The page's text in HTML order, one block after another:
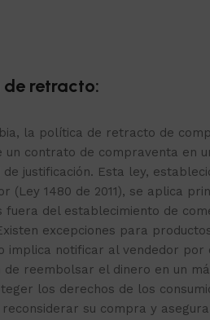
de retracto:
la política de retracto de
un contrato de compraventa en
de justificación. Esta ley,
(Ley 1480 de 2011), se aplica
fuera del establecimiento de
excepciones para
implica notificar al vendedor
de reembolsar el dinero en un
los derechos de los
reconsiderar su compra y